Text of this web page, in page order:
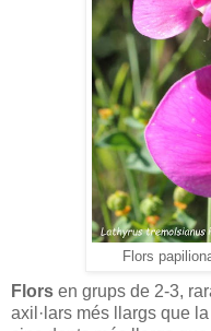
Flors
Flors en grups de 2-3,
axil·lars més llargs que